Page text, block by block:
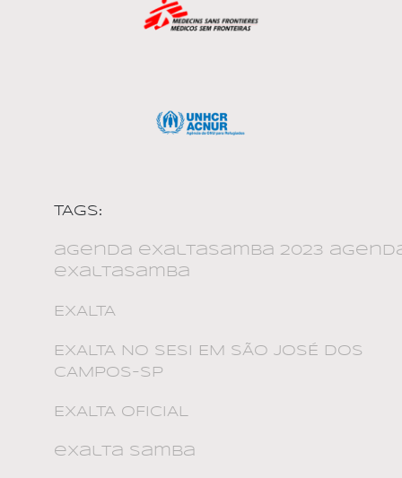
TAGS:
agenda exaltasamba 2023
exaltasamba
EXALTA
EXALTA NO SESI EM SÃO JOSÉ DOS
CAMPOS-SP
EXALTA OFICIAL
exalta samba